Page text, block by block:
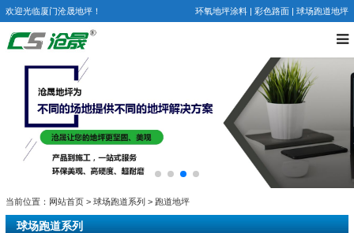
环氧地坪涂料| 彩色路面| 球场跑道地坪
欢迎光临厦门沧晟地坪！
当前位置： 网站首页 >球场跑道系列 >跑道地坪
球场跑道系列